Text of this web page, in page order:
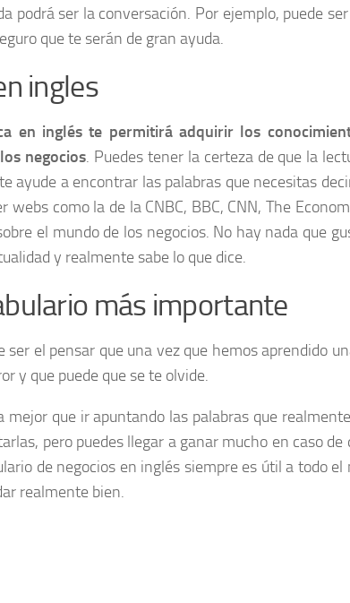
podrá ser la conversación. Por ejemplo, puede
que te serán de gran ayuda.
ingles
en inglés te permitirá adquirir los
negocios. Puedes tener la certeza de que la
ayude a encontrar las palabras que necesitas
webs como la de la CNBC, BBC, CNN, The
el mundo de los negocios. No hay nada que
y realmente sabe lo que dice.
más importante
el pensar que una vez que hemos aprendido
y que puede que se te olvide.
mejor que ir apuntando las palabras que
pero puedes llegar a ganar mucho en caso
de negocios en inglés siempre es útil a todo
realmente bien.